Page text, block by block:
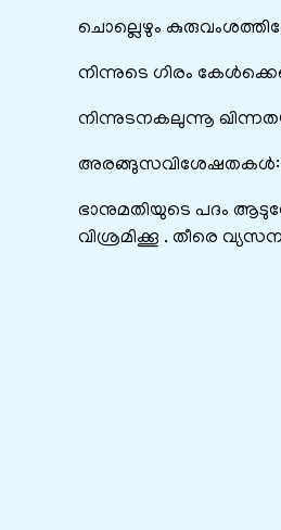
ചൊല്ലെഴും
നിന്നുടെ ഗിരം
നിന്നുടനകലുന്നൂ
അരങ്ങുസവിശേഷതകൾ:
ഭാനുമതിയുടെ പദം
വിശ്രമിക്കൂ . തീരെ